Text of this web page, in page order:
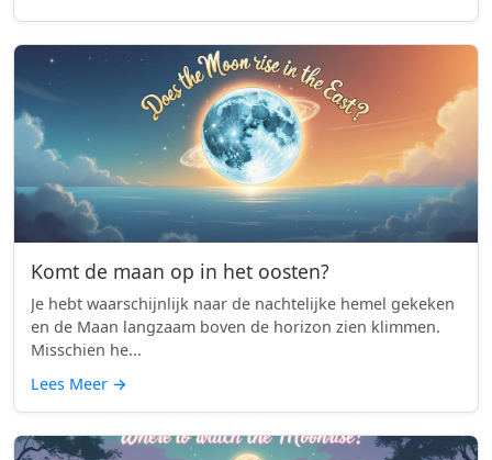
Komt de maan op in het oosten?
Je hebt waarschijnlijk naar de nachtelijke hemel gekeken
en de Maan langzaam boven de horizon zien klimmen.
Misschien he...
Lees Meer →